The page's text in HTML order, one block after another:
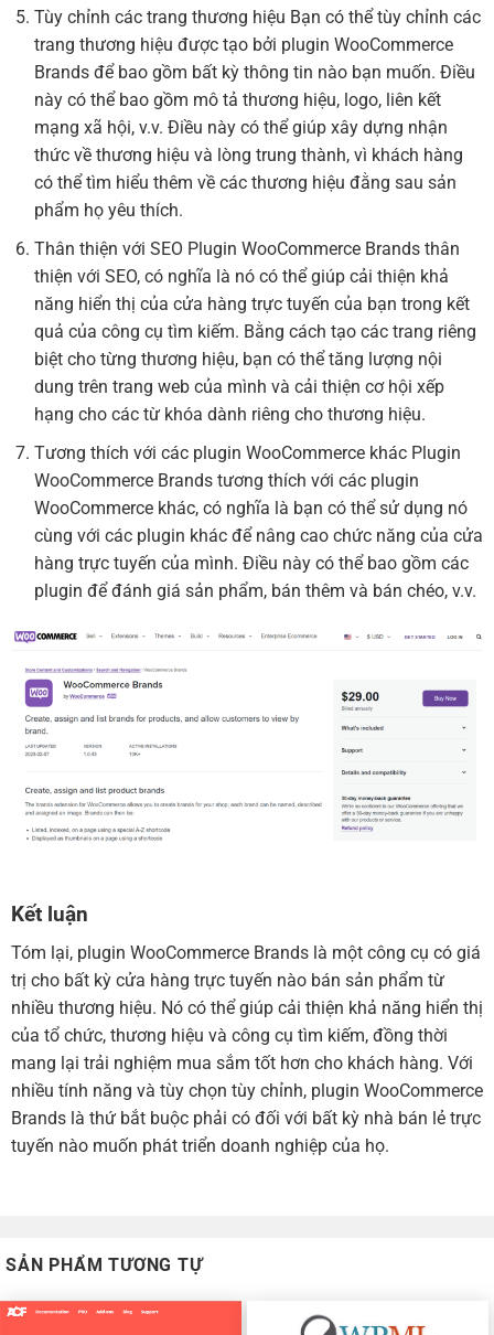
Tùy chỉnh các trang thương hiệu Bạn có thể tùy chỉnh các
trang thương hiệu được tạo bởi plugin WooCommerce
Brands để bao gồm bất kỳ thông tin nào bạn muốn. Điều
này có thể bao gồm mô tả thương hiệu, logo, liên kết
mạng xã hội, v.v. Điều này có thể giúp xây dựng nhận
thức về thương hiệu và lòng trung thành, vì khách hàng
có thể tìm hiểu thêm về các thương hiệu đằng sau sản
phẩm họ yêu thích.
Thân thiện với SEO Plugin WooCommerce Brands thân
thiện với SEO, có nghĩa là nó có thể giúp cải thiện khả
năng hiển thị của cửa hàng trực tuyến của bạn trong kết
quả của công cụ tìm kiếm. Bằng cách tạo các trang riêng
biệt cho từng thương hiệu, bạn có thể tăng lượng nội
dung trên trang web của mình và cải thiện cơ hội xếp
hạng cho các từ khóa dành riêng cho thương hiệu.
Tương thích với các plugin WooCommerce khác Plugin
WooCommerce Brands tương thích với các plugin
WooCommerce khác, có nghĩa là bạn có thể sử dụng nó
cùng với các plugin khác để nâng cao chức năng của cửa
hàng trực tuyến của mình. Điều này có thể bao gồm các
plugin để đánh giá sản phẩm, bán thêm và bán chéo, v.v.
Kết luận
Tóm lại, plugin WooCommerce Brands là một công cụ có giá
trị cho bất kỳ cửa hàng trực tuyến nào bán sản phẩm từ
nhiều thương hiệu. Nó có thể giúp cải thiện khả năng hiển thị
của tổ chức, thương hiệu và công cụ tìm kiếm, đồng thời
mang lại trải nghiệm mua sắm tốt hơn cho khách hàng. Với
nhiều tính năng và tùy chọn tùy chỉnh, plugin WooCommerce
Brands là thứ bắt buộc phải có đối với bất kỳ nhà bán lẻ trực
tuyến nào muốn phát triển doanh nghiệp của họ.
SẢN PHẨM TƯƠNG TỰ